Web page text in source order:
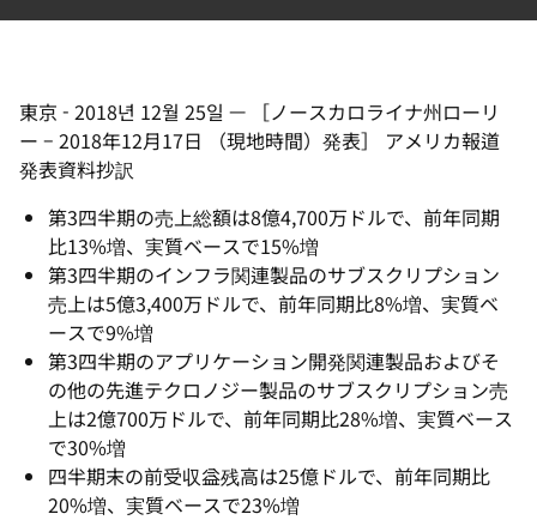
東京 - 2018년 12월 25일 —
［ノースカロライナ州ローリ
ー – 2018年12月17日 （現地時間）発表］ アメリカ報道
発表資料抄訳
第3四半期の売上総額は8億4,700万ドルで、前年同期
比13%増、実質ベースで15%増
第3四半期のインフラ関連製品のサブスクリプション
売上は5億3,400万ドルで、前年同期比8%増、実質ベ
ースで9%増
第3四半期のアプリケーション開発関連製品およびそ
の他の先進テクロノジー製品のサブスクリプション売
上は2億700万ドルで、前年同期比28%増、実質ベース
で30%増
四半期末の前受収益残高は25億ドルで、前年同期比
20%増、実質ベースで23%増